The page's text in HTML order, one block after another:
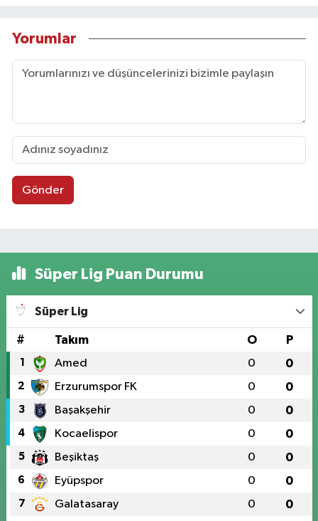
Yorumlar
Gönder
Süper Lig Puan Durumu
Süper Lig
# Takım O P
1 Amed 0 0
2 Erzurumspor FK 0 0
3 Başakşehir 0 0
4 Kocaelispor 0 0
5 Beşiktaş 0 0
6 Eyüpspor 0 0
7 Galatasaray 0 0